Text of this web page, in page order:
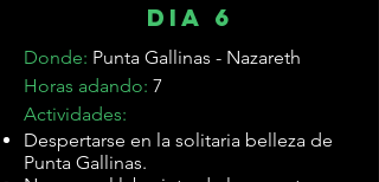
dia 6
Donde: Punta Gallinas - Nazareth
Horas adando: 7
Actividades:
Despertarse en la solitaria belleza de
Punta Gallinas.